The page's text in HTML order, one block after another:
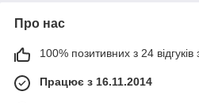
Про нас
100% позитивних з 24 відгуків
Працює з 16.11.2014